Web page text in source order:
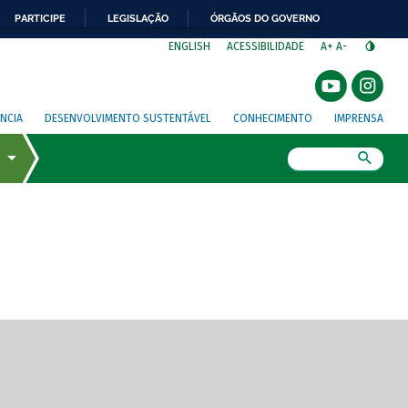
PARTICIPE LEGISLAÇÃO ÓRGÃOS DO GOVERNO
ENGLISH ACESSIBILIDADE A+ A-
DESENVOLVIMENTO SUSTENTÁVEL CONHECIMENTO IMPRENSA
de tela